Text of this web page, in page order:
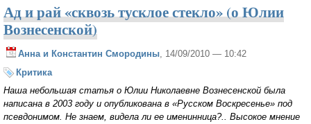
Ад и рай «сквозь тусклое стекло» (о Юлии
Вознесенской)
Анна и Константин Смородины , 14/09/2010 — 10:42
Критика
Наша небольшая статья о Юлии Николаевне Вознесенской была
написана в 2003 году и опубликована в «Русском Воскресенье» под
псевдонимом. Не знаем, видела ли ее именинница?.. Высокое мнение